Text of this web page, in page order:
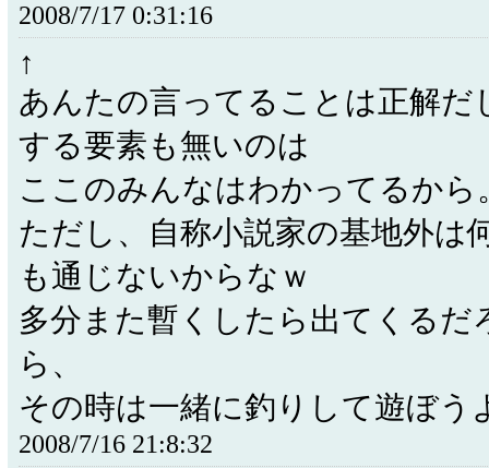
2008/7/17 0:31:16
↑
あんたの言ってることは正解だ
する要素も無いのは
ここのみんなはわかってるから
ただし、自称小説家の基地外は
も通じないからなｗ
多分また暫くしたら出てくるだ
ら、
その時は一緒に釣りして遊ぼう
2008/7/16 21:8:32